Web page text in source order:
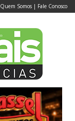
Quem Somos | Fale Conosco